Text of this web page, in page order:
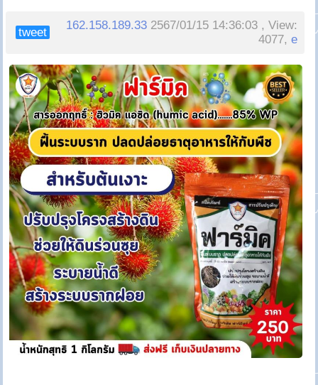
tweet
162.158.189.33 2567/01/15 14:36:03 , View:
4077,e